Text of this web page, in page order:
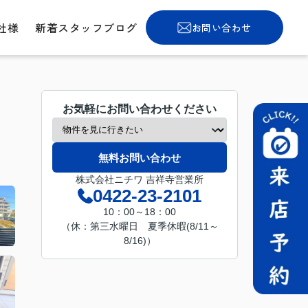
様 新着スタッフブログ お問い合わせ
お気軽にお問い合わせください
無料お問い合わせ
株式会社ニチワ 吉祥寺営業所
0422-23-2101
10：00～18：00
（休：第三水曜日 夏季休暇(8/11～
8/16)）